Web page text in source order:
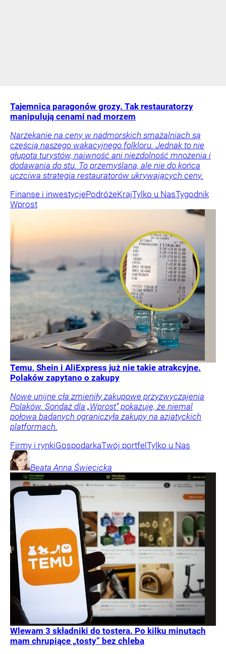
Tajemnica paragonów grozy. Tak restauratorzy
manipulują cenami nad morzem
Narzekanie na ceny w nadmorskich smażalniach są
częścią naszego wakacyjnego folkloru. Jednak to nie
głupota turystów, naiwność ani niezdolność mnożenia i
dodawania do stu. To przemyślana, ale nie do końca
uczciwa strategia restauratorów ukrywających ceny.
Finanse i inwestycjePodróżeKrajTylko u NasTygodnik
Wprost
Temu, Shein i AliExpress już nie takie atrakcyjne.
Polaków zapytano o zakupy
Nowe unijne cła zmieniły zakupowe przyzwyczajenia
Polaków. Sondaż dla „Wprost” pokazuje, że niemal
połowa badanych ograniczyła zakupy na azjatyckich
platformach.
Firmy i rynkiGospodarkaTwój portfel Tylko u Nas
Beata Anna Święcicka
Wlewam 3 składniki do tostera. Po kilku minutach
mam chrupiące „tosty” bez chleba